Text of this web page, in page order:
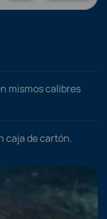
mismos calibres
caja de cartón.